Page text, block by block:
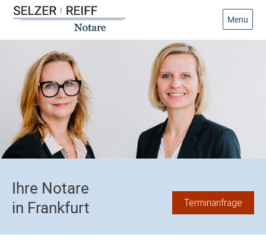
Menu
Ihre Notare
in Frankfurt
Terminanfrage